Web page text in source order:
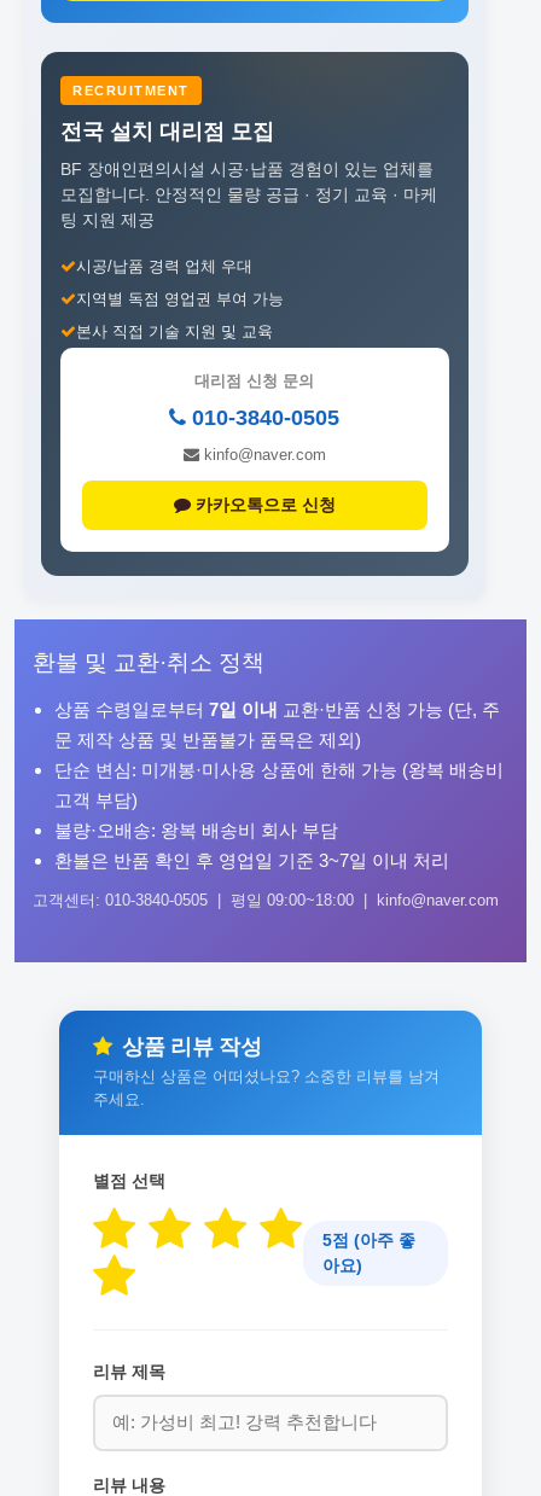
RECRUITMENT
전국 설치 대리점 모집
BF 장애인편의시설 시공·납품 경험이 있는 업체를
모집합니다. 안정적인 물량 공급 · 정기 교육 · 마케
팅 지원 제공
시공/납품 경력 업체 우대
지역별 독점 영업권 부여 가능
본사 직접 기술 지원 및 교육
대리점 신청 문의
010-3840-0505
kinfo@naver.com
카카오톡으로 신청
환불 및 교환·취소 정책
상품 수령일로부터 7일 이내 교환·반품 신청 가능 (단, 주
문 제작 상품 및 반품불가 품목은 제외)
단순 변심: 미개봉·미사용 상품에 한해 가능 (왕복 배송비
고객 부담)
불량·오배송: 왕복 배송비 회사 부담
환불은 반품 확인 후 영업일 기준 3~7일 이내 처리
고객센터: 010-3840-0505 | 평일 09:00~18:00 | kinfo@naver.com
상품 리뷰 작성
구매하신 상품은 어떠셨나요? 소중한 리뷰를 남겨
주세요.
별점 선택
5점 (아주 좋
아요)
리뷰 제목
리뷰 내용